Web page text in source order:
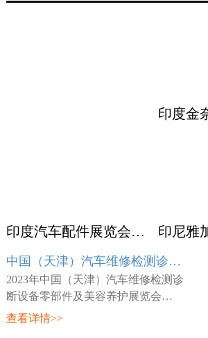
印度汽车配件展览会ACMA
中国（天津）汽车维修检测诊断设备零部件及美容养护展览会 AMR
2023年中国（天津）汽车维修检测诊
断设备零部件及美容养护展览会
（AMR），展会时间：2023年03月23
查看详情>>